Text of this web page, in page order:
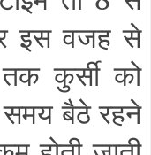
इस वजह से
कुर्सी को
समय बैठे रहने